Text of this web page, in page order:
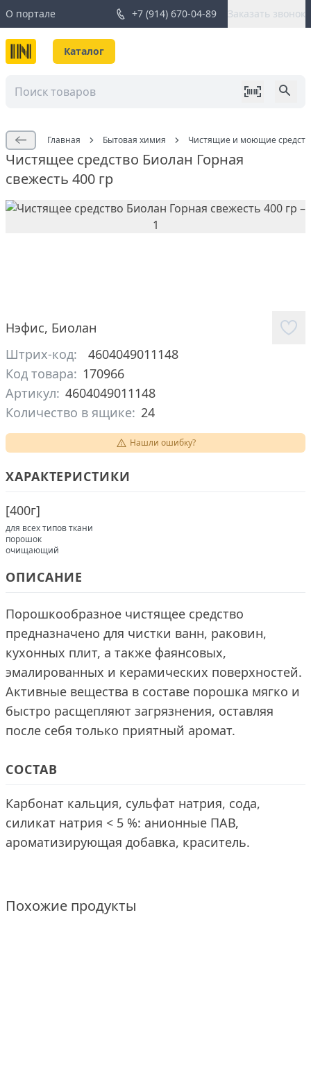
О портале +7 (914) 670-04-89 Заказать звонок
Каталог
Главная Бытовая химия Чистящие и моющие
Чистящее средство Биолан Горная
свежесть 400 гр
Нэфис, Биолан
Штрих-код:
4604049011148
Код товара: 170966
Артикул: 4604049011148
Количество в ящике: 24
Нашли ошибку?
ХАРАКТЕРИСТИКИ
[400г]
для всех типов ткани
порошок
очищающий
ОПИСАНИЕ
Порошкообразное чистящее средство
предназначено для чистки ванн, раковин,
кухонных плит, а также фаянсовых,
эмалированных и керамических поверхностей.
Активные вещества в составе порошка мягко и
быстро расщепляют загрязнения, оставляя
после себя только приятный аромат.
СОСТАВ
Карбонат кальция, сульфат натрия, сода,
силикат натрия < 5 %: анионные ПАВ,
ароматизирующая добавка, краситель.
Похожие продукты